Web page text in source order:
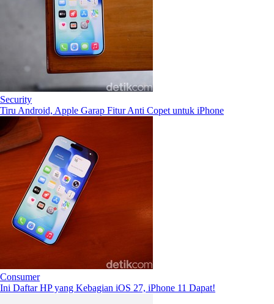
Security
Tiru Android, Apple Garap Fitur Anti Copet untuk iPhone
Consumer
Ini Daftar HP yang Kebagian iOS 27, iPhone 11 Dapat!